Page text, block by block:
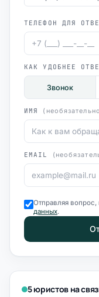
ТЕЛЕФОН ДЛЯ
КАК УДОБНЕЕ
Звонок
ИМЯ
EMAIL
Отправляя вопрос,
данных.
5 юристов на